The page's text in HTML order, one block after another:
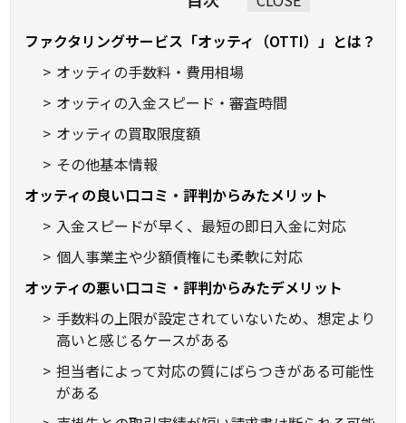
ファクタリングサービス「オッティ（OTTI）」とは？
オッティの手数料・費用相場
オッティの入金スピード・審査時間
オッティの買取限度額
その他基本情報
オッティの良い口コミ・評判からみたメリット
入金スピードが早く、最短の即日入金に対応
個人事業主や少額債権にも柔軟に対応
オッティの悪い口コミ・評判からみたデメリット
手数料の上限が設定されていないため、想定より
高いと感じるケースがある
担当者によって対応の質にばらつきがある可能性
がある